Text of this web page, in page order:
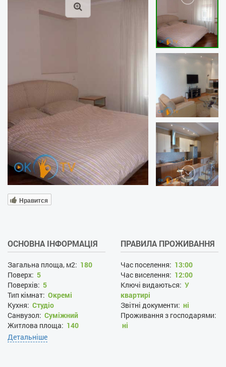
Нравится
ОСНОВНА ІНФОРМАЦІЯ
Загальна площа, м2: 180
Поверх: 5
Поверхів: 5
Тип кімнат: Окремі
Кухня: Студіо
Санвузол: Суміжний
Житлова площа: 140
Площа кухні:
Вид з вікна панорамний:
ПРАВИЛА ПРОЖИВАННЯ
Час поселення: 13:00
Час виселення: 12:00
Ключі видаються: У
квартирі
Звітні документи: ні
Проживання з господарями:
ні
Детальніше